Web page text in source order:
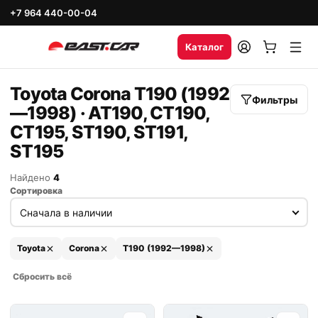
+7 964 440-00-04
Каталог
Toyota Corona T190 (1992
—1998) · AT190, CT190,
CT195, ST190, ST191,
ST195
Фильтры
Найдено 4
Сортировка
Toyota Corona T190 (1992—1998)
Сбросить всё